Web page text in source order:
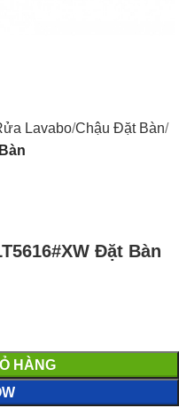
Lavabo Chậu Đặt Bàn
Đặt Bàn
HÀNG